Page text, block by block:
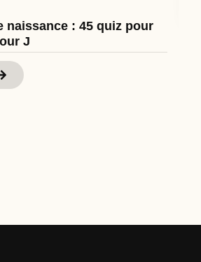
naissance : 45 quiz pour
J